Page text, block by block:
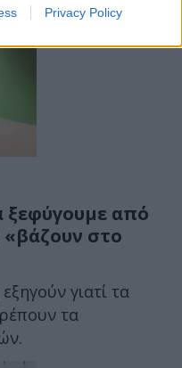
Privacy Policy
ξεφύγουμε από
στο
γιατί τα
τα